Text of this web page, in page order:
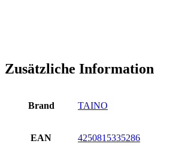
Zusätzliche Information
Brand TAINO
EAN 4250815335286